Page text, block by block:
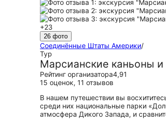
+23
26 фото
Соединённые Штаты Америки/
Тур
Марсианские каньоны
Рейтинг организатора4,91
15 оценок, 11 отзывов
В нашем путешествии вы
среди них национальные парки
атмосфера Дикого Запада, и